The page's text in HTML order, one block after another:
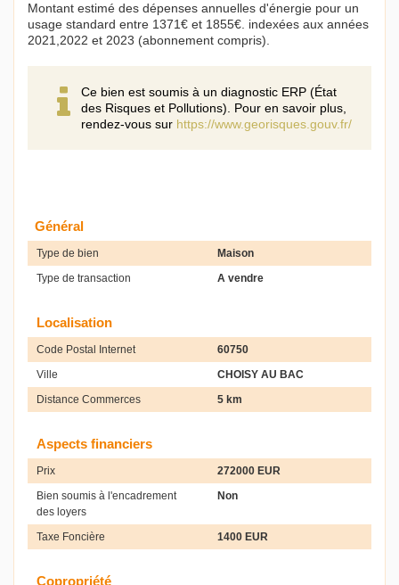
Montant estimé des dépenses annuelles d'énergie pour un
usage standard entre 1371€ et 1855€. indexées aux années
2021,2022 et 2023 (abonnement compris).
Ce bien est soumis à un diagnostic ERP (État
des Risques et Pollutions). Pour en savoir plus,
rendez-vous sur https://www.georisques.gouv.fr/
Général
Type de bien
Maison
Type de transaction
A vendre
Localisation
Code Postal Internet
60750
Ville
CHOISY AU BAC
Distance Commerces
5 km
Aspects financiers
Prix
272000 EUR
Bien soumis à l'encadrement
des loyers
Non
Taxe Foncière 1400 EUR
Copropriété